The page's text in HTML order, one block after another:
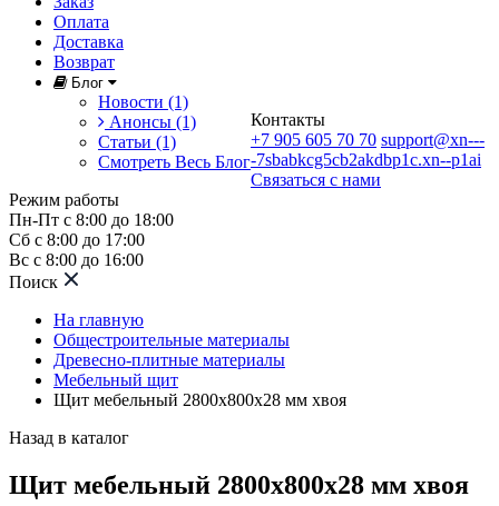
Оплата
Доставка
Возврат
Блог
Новости (1)
Анонсы (1)
Статьи (1)
Смотреть Весь Блог
Контакты
+7 905 605 70 70 support@xn---
-7sbabkcg5cb2akdbp1c.xn--p1ai
Связаться с нами
Режим работы
Пн-Пт с 8:00 до 18:00
Сб с 8:00 до 17:00
Вс с 8:00 до 16:00
Поиск
На главную
Общестроительные материалы
Древесно-плитные материалы
Мебельный щит
Щит мебельный 2800х800х28 мм хвоя
Назад в каталог
Щит мебельный 2800х800х28 мм хвоя